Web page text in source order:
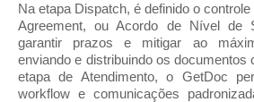
Na etapa Dispatch, é definido o
Agreement, ou Acordo de Nível de
garantir prazos e mitigar ao
enviando e distribuindo os documentos
etapa de Atendimento, o GetDoc
workflow e comunicações